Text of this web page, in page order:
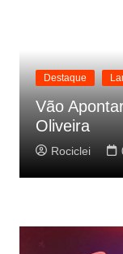
Destaque
Vão
Oliveira
Rociclei